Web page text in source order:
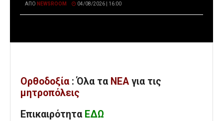
ΑΠΌ NEWSROOM 04/08/2026 | 16:00
Ορθοδοξία : Όλα τα ΝΕΑ για τις
μητροπόλεις
Επικαιρότητα ΕΔΩ